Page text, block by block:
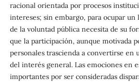
racional orientada por procesos
intereses; sin embargo, para ocupar un
de la voluntad pública necesita de su
que la participación, aunque motivada
personales trascienda a convertirse en
del interés general. Las emociones en
importantes por ser consideradas